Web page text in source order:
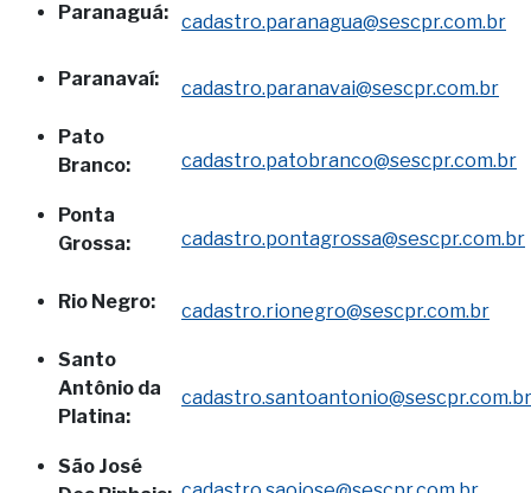
Paranaguá: cadastro.paranagua@sescpr.com.br
Paranavaí: cadastro.paranavai@sescpr.com.br
Pato
Branco:
cadastro.patobranco@sescpr.com.br
Ponta
Grossa:
cadastro.pontagrossa@sescpr.com.br
Rio Negro: cadastro.rionegro@sescpr.com.br
Santo
Antônio da
Platina:
cadastro.santoantonio@sescpr.com.br
São José